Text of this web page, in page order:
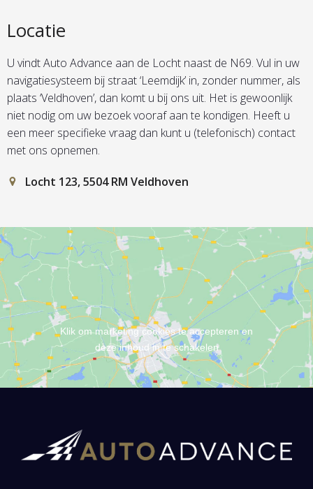
Locatie
U vindt Auto Advance aan de Locht naast de N69. Vul in uw
navigatiesysteem bij straat ‘Leemdijk’ in, zonder nummer, als
plaats ‘Veldhoven’, dan komt u bij ons uit. Het is gewoonlijk
niet nodig om uw bezoek vooraf aan te kondigen. Heeft u
een meer specifieke vraag dan kunt u (telefonisch) contact
met ons opnemen.
Locht 123, 5504 RM Veldhoven
Klik om marketing cookies te accepteren en
deze inhoud in te schakelen